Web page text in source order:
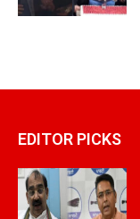
EDITOR PICKS